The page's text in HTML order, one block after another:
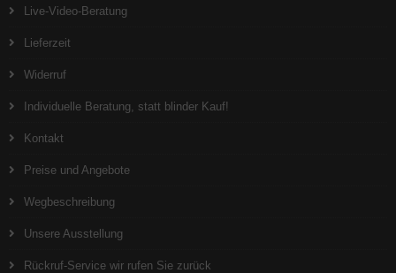
Live-Video-Beratung
Lieferzeit
Widerruf
Individuelle Beratung, statt blinder Kauf!
Kontakt
Preise und Angebote
Wegbeschreibung
Unsere Ausstellung
Rückruf-Service wir rufen Sie zurück